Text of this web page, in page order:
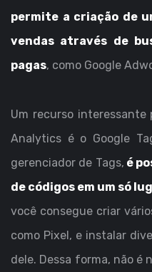
permite a criação de
vendas através de
pagas, como Google
Um recurso interessante
Analytics é o Google
gerenciador de Tags, é
de códigos em um só
você consegue criar
como Pixel, e instalar
dele. Dessa forma, não é